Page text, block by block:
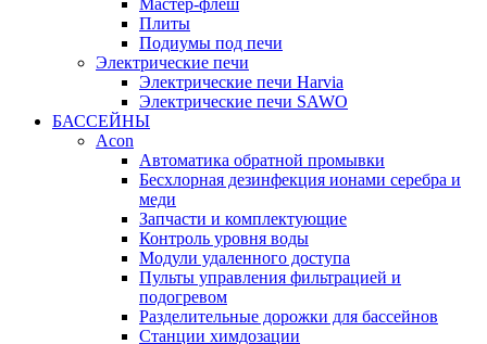
Мастер-флеш
Плиты
Подиумы под печи
Электрические печи
Электрические печи Harvia
Электрические печи SAWO
БАССЕЙНЫ
Acon
Автоматика обратной промывки
Беcхлорная дезинфекция ионами серебра и
меди
Запчасти и комплектующие
Контроль уровня воды
Модули удаленного доступа
Пульты управления фильтрацией и
подогревом
Разделительные дорожки для бассейнов
Станции химдозации